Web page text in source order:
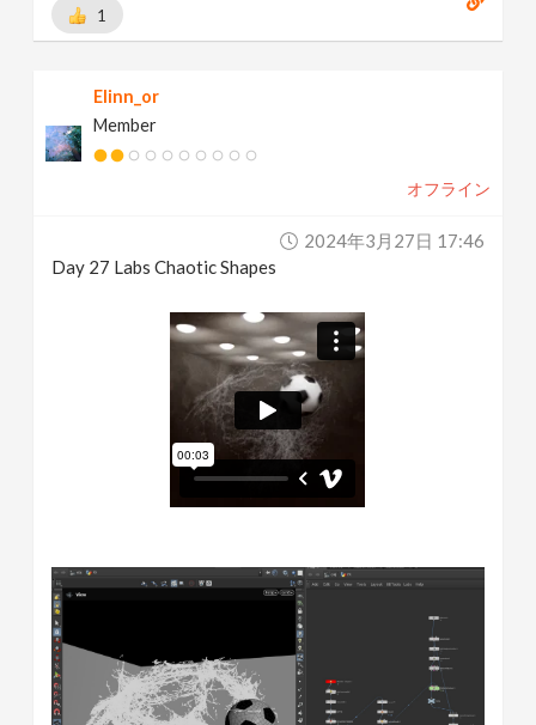
1
Elinn_or
Member
オフライン
2024年3月27日 17:46
Day 27 Labs Chaotic Shapes